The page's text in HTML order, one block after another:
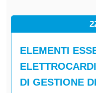
ELEMENTI
DI GESTIONE